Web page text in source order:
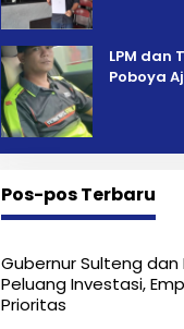
LPM dan
Poboya
Pos-pos Terbaru
Gubernur Sulteng dan
Peluang Investasi,
Prioritas